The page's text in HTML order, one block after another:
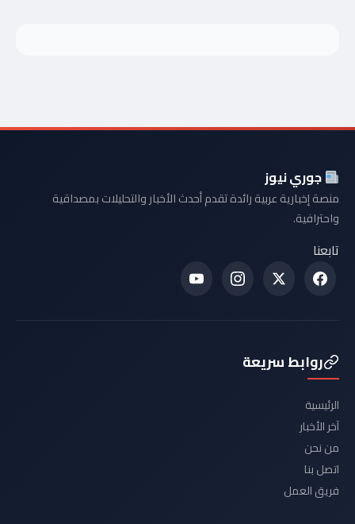
جوري نيوز
منصة إخبارية عربية رائدة تقدم أحدث الأخبار والتحليلات بمصداقية
واحترافية.
تابعنا
روابط سريعة
الرئيسية
آخر الأخبار
من نحن
اتصل بنا
فريق العمل